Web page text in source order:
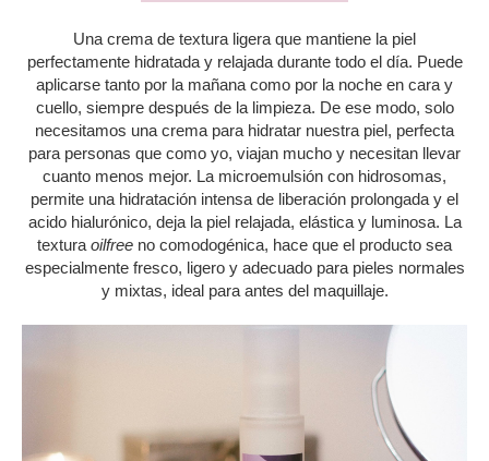
Una crema de textura ligera que mantiene la piel
perfectamente hidratada y relajada durante todo el día. Puede
aplicarse tanto por la mañana como por la noche en cara y
cuello, siempre después de la limpieza. De ese modo, solo
necesitamos una crema para hidratar nuestra piel, perfecta
para personas que como yo, viajan mucho y necesitan llevar
cuanto menos mejor. La microemulsión con hidrosomas,
permite una hidratación intensa de liberación prolongada y el
acido hialurónico, deja la piel relajada, elástica y luminosa. La
texturaoilfree no comodogénica, hace que el producto sea
especialmente fresco, ligero y adecuado para pieles normales
y mixtas, ideal para antes del maquillaje.